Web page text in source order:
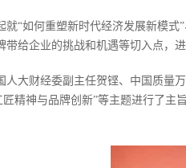
“如何重塑新时代经济发展新模
带给企业的挑战和机遇等切入点，
人大财经委副主任贺铿、中国质量
匠精神与品牌创新”等主题进行了